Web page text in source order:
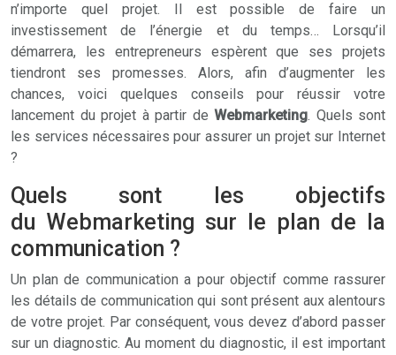
n’importe quel projet. Il est possible de faire un
investissement de l’énergie et du temps… Lorsqu’il
démarrera, les entrepreneurs espèrent que ses projets
tiendront ses promesses. Alors, afin d’augmenter les
chances, voici quelques conseils pour réussir votre
lancement du projet à partir de Webmarketing. Quels sont
les services nécessaires pour assurer un projet sur Internet
?
Quels sont les objectifs
du Webmarketing sur le plan de la
communication ?
Un plan de communication a pour objectif comme rassurer
les détails de communication qui sont présent aux alentours
de votre projet. Par conséquent, vous devez d’abord passer
sur un diagnostic. Au moment du diagnostic, il est important